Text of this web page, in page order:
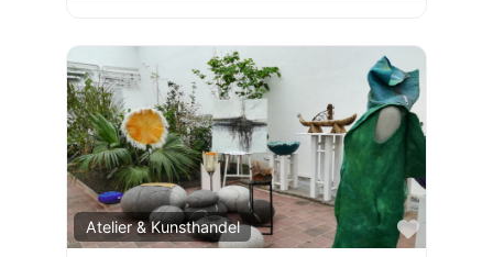
Atelier & Kunsthandel
Favorit